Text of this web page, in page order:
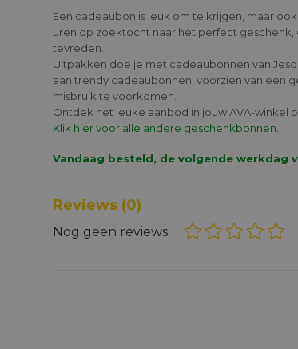
Een cadeaubon is leuk om te krijgen, maar
uren op zoektocht naar het perfect
tevreden.
Uitpakken doe je met cadeaubonnen van
aan trendy cadeaubonnen, voorzien van een
misbruik te voorkomen.
Ontdek het leuke aanbod in jouw AVA-winkel
Klik hier voor alle andere geschenkbonnen.
Vandaag besteld, de volgende werkdag
Reviews (0)
Nog geen reviews